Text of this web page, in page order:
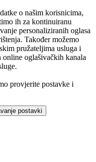
o našim korisnicima,
ih za kontinuiranu
personaliziranih oglasa
Također možemo
pružateljima usluga i
oglašivačkih kanala
provjerite postavke i
postavki